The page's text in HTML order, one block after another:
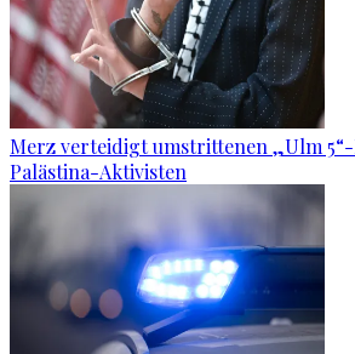
Merz verteidigt umstrittenen „Ulm 5“-
Palästina-Aktivisten